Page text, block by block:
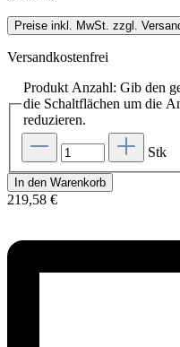
Preise inkl. MwSt. zzgl.
Versandkostenfrei
Produkt Anzahl: Gib den
die Schaltflächen um die
reduzieren.
Stk
In den Warenkorb
219,58 €